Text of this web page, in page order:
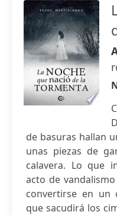
de basuras hallan
unas piezas de
calavera. Lo que
acto de
convertirse en un
que sacudirá los